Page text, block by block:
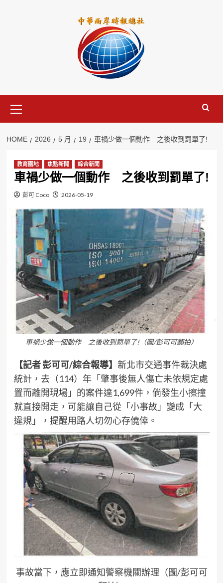
Menu
HOME 2026 5 月 19 車禍少做一個動作 之後收到罰單了!
教育園地 焦點新聞 綜合新聞
車禍少做一個動作 之後收到罰單了!
彭可 Coco 2026-05-19
車禍少做一個動作 之後收到罰單了!（圖/彭可可翻拍）
【記者 彭可可/綜合報導】 新北市交通事件裁決處
統計，去（114）年「肇事後無人傷亡未依規定處
置而離開現場」的案件達1,699件，倘發生小擦撞
就直接開走，可能讓自己從「小事故」變成「大
違規」，提醒用路人切勿心存僥倖。
事故當下，應立即通知警察機關辦理（圖/彭可可